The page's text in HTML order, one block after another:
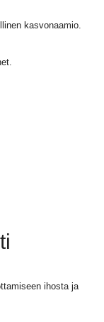
kasvonaamio.
ihosta ja